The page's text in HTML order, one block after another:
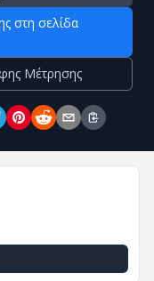
στη σελίδα
Μέτρησης